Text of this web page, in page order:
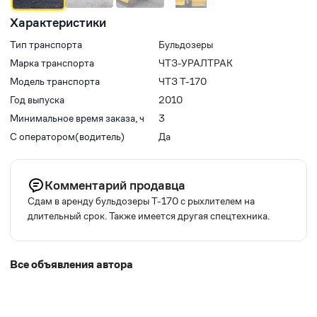
Характеристики
Тип транспорта
Бульдозеры
Марка транспорта
ЧТЗ-УРАЛТРАК
Модель транспорта
ЧТЗ Т-170
Год выпуска
2010
Минимальное время заказа, ч
3
С оператором(водитель)
Да
Комментарий продавца
Сдам в аренду бульдозеры Т-170 с рыхлителем на
длительный срок. Также имеется другая спецтехника.
Все объявления автора